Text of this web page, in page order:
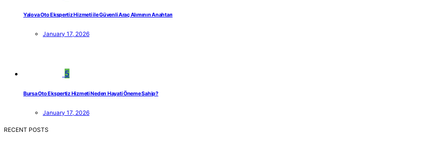
Yalova Oto Ekspertiz Hizmeti ile Güvenli Araç Alımının Anahtarı
January 17, 2026
5
Bursa Oto Ekspertiz Hizmeti Neden Hayati Öneme Sahip?
January 17, 2026
RECENT POSTS